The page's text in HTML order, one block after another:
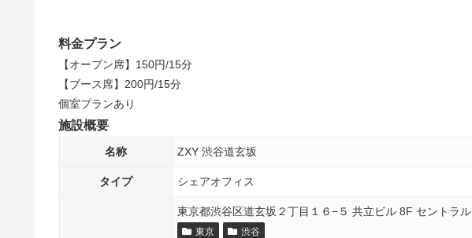
料金プラン
【オープン席】150円/15分
【ブース席】200円/15分
個室プランあり
施設概要
名称 ZXY 渋谷道玄坂
タイプ シェアオフィス
東京都渋谷区道玄坂２丁目１６−５ 共立ビル 8F セントラル
東京 渋谷